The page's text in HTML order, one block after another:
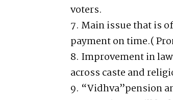
voters.
7. Main issue that is
payment on time.(
8. Improvement in
across caste and
9. “Vidhva”pension